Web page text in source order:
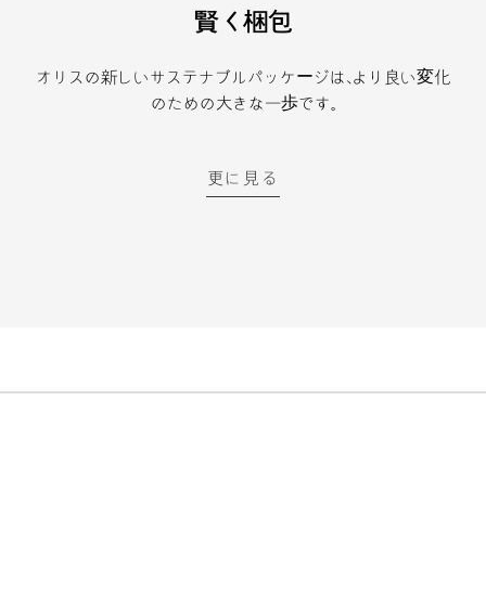
賢く梱包
オリスの新しいサステナブルパッケージは、より良い変化
のための大きな一歩です。
更に見る